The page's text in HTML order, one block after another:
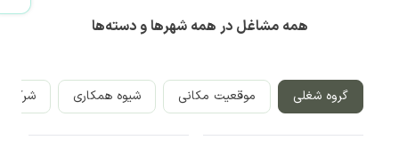
همه مشاغل در همه شهرها و دسته‌ها
گروه شغلی موقعیت مکانی شیوه همکاری